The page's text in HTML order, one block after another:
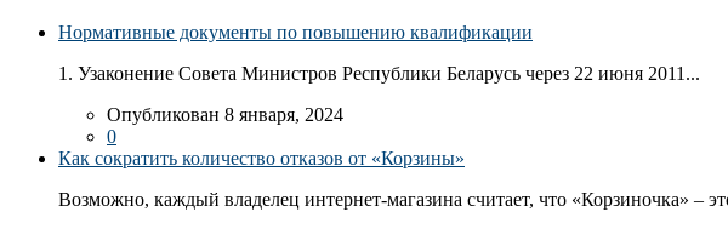
Нормативные документы по повышению квалификации
1. Узаконение Совета Министров Республики Беларусь через 22 июня 2011...
Опубликован 8 января, 2024
0
Как сократить количество отказов от «Корзины»
Возможно, каждый владелец интернет-магазина считает, что «Корзиночка» –